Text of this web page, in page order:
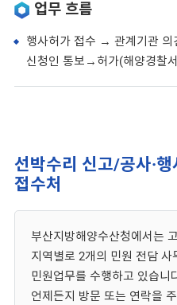
업무 흐름
행사허가 접수 → 관계기관
신청인 통보→허가(해양경찰
선박수리 신고/공사·
접수처
부산지방해양수산청에서는
지역별로 2개의 민원 전담 사
민원업무를 수행하고 있습니
언제든지 방문 또는 연락을